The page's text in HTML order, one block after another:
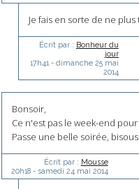
Je fais en sorte de ne
Écrit par : Bonheur du
jour
17h41 - dimanche 25 mai
2014
Bonsoir,
Ce n'est pas le week-end
Passe une belle soirée, bisous.
Écrit par : Mousse
20h18- samedi 24 mai 2014